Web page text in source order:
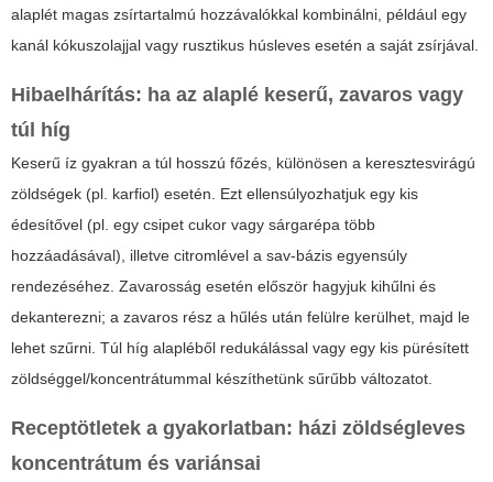
alaplét magas zsírtartalmú hozzávalókkal kombinálni, például egy
kanál kókuszolajjal vagy rusztikus húsleves esetén a saját zsírjával.
Hibaelhárítás: ha az alaplé keserű, zavaros vagy
túl híg
Keserű íz gyakran a túl hosszú főzés, különösen a keresztesvirágú
zöldségek (pl. karfiol) esetén. Ezt ellensúlyozhatjuk egy kis
édesítővel (pl. egy csipet cukor vagy sárgarépa több
hozzáadásával), illetve citromlével a sav-bázis egyensúly
rendezéséhez. Zavarosság esetén először hagyjuk kihűlni és
dekanterezni; a zavaros rész a hűlés után felülre kerülhet, majd le
lehet szűrni. Túl híg alapléből redukálással vagy egy kis pürésített
zöldséggel/koncentrátummal készíthetünk sűrűbb változatot.
Receptötletek a gyakorlatban: házi zöldségleves
koncentrátum és variánsai